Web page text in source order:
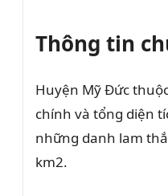
Thông tin
Huyện Mỹ Đức
chính và tổng diện
những danh lam
km2.